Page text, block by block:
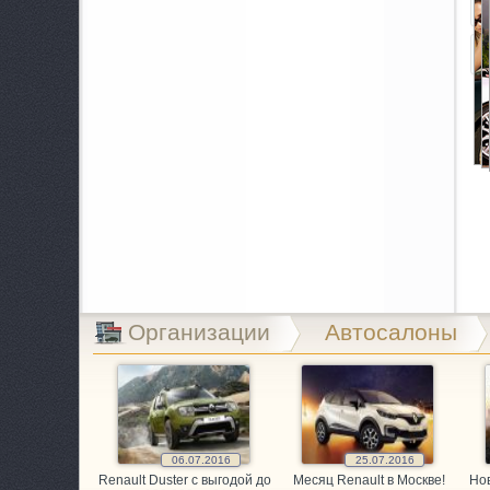
Организации Автосалоны
06.07.2016
Renault Duster с выгодой до
25.07.2016
Месяц Renault в Москве!